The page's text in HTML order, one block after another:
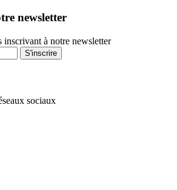
newsletter
à notre newsletter
S'inscrire
sociaux